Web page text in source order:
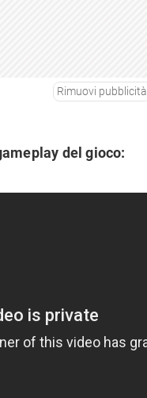
Rimuovi pubblicità
del gioco: